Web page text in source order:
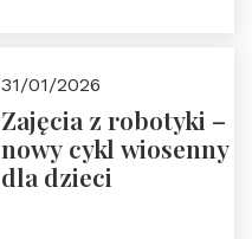
31/01/2026
Zajęcia z robotyki –
nowy cykl wiosenny
dla dzieci